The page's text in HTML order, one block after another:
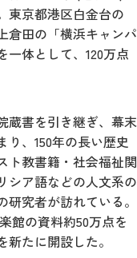
東京都港区白金台の
倉田の「横浜キャンパ
一体として、120万点
蔵書を引き継ぎ、幕末
、150年の長い歴史
ト教書籍・社会福祉関
シア語などの人文系の
究者が訪れている。
館の資料約50万点を
たに開設した。